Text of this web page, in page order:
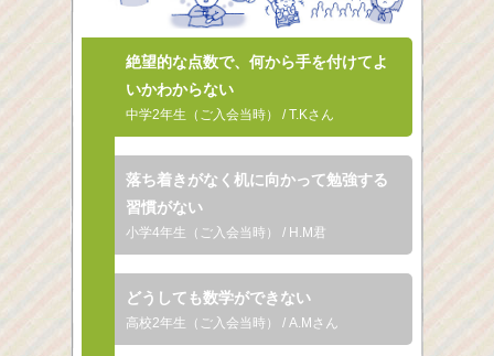
絶望的な点数で、何から手を付けてよ
いかわからない
中学2年生（ご入会当時） / T.Kさん
落ち着きがなく机に向かって勉強する
習慣がない
小学4年生（ご入会当時） / H.M君
どうしても数学ができない
高校2年生（ご入会当時） / A.Mさん